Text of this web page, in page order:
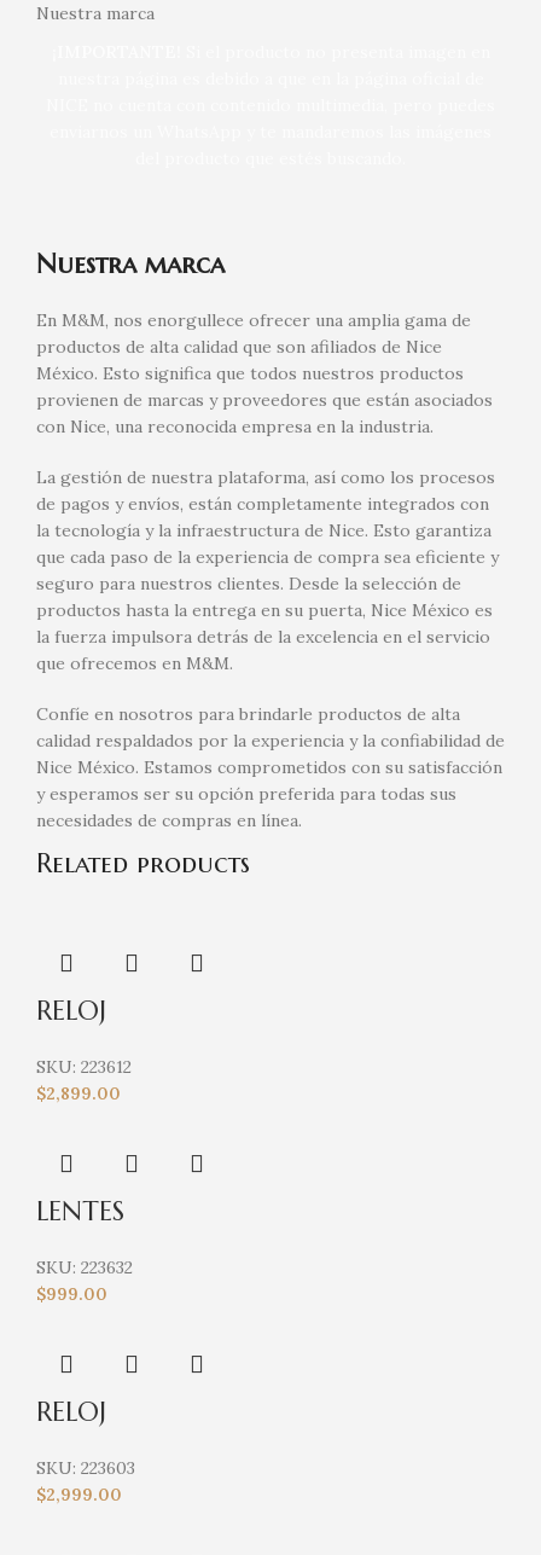
Nuestra marca
Nuestra marca
En M&M, nos enorgullece ofrecer una amplia gama de
productos de alta calidad que son afiliados de Nice
México. Esto significa que todos nuestros productos
provienen de marcas y proveedores que están asociados
con Nice, una reconocida empresa en la industria.
La gestión de nuestra plataforma, así como los procesos
de pagos y envíos, están completamente integrados con
la tecnología y la infraestructura de Nice. Esto garantiza
que cada paso de la experiencia de compra sea eficiente y
seguro para nuestros clientes. Desde la selección de
productos hasta la entrega en su puerta, Nice México es
la fuerza impulsora detrás de la excelencia en el servicio
que ofrecemos en M&M.
Confíe en nosotros para brindarle productos de alta
calidad respaldados por la experiencia y la confiabilidad de
Nice México. Estamos comprometidos con su satisfacción
y esperamos ser su opción preferida para todas sus
necesidades de compras en línea.
Related products
RELOJ
SKU: 223612
$2,899.00
LENTES
SKU: 223632
$999.00
RELOJ
SKU: 223603
$2,999.00